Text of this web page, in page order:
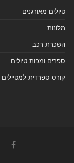
טיולים מאורגנים
מלונות
השכרת רכב
ספרים ומפות טיולים
קורס ספרדית למטיילים